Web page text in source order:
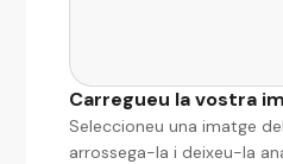
Carregueu la vostra
Seleccioneu una imatge
arrossega-la i deixeu-la